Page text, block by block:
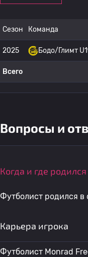
Сезон Команда
2025 Бодо/Глимт
Всего
Вопросы и
Когда и где
Футболист родился в
Карьера игрока
Футболист Monrad